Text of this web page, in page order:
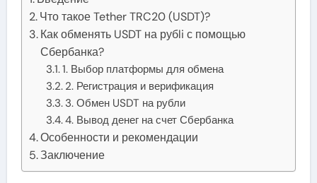
Что такое Tether TRC20 (USDT)?
Как обменять USDT на рубli с помощью
Сбербанка?
1. Выбор платформы для обмена
2. Регистрация и верификация
3. Обмен USDT на рубли
4. Вывод денег на счет Сбербанка
Особенности и рекомендации
Заключение